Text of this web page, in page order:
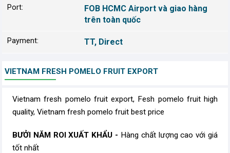
Port:
FOB HCMC Airport và giao hàng
trên toàn quốc
Payment: TT, Direct
VIETNAM FRESH POMELO FRUIT EXPORT
Vietnam fresh pomelo fruit export, Fesh pomelo fruit high
quality, Vietnam fresh pomelo fruit best price
BƯỞI NĂM ROI XUẤT KHẨU - Hàng chất lượng cao với giá
tốt nhất